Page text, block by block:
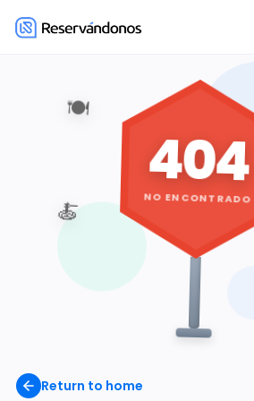
Return to home
🍽️
🍝
404
NO ENCONTRADO